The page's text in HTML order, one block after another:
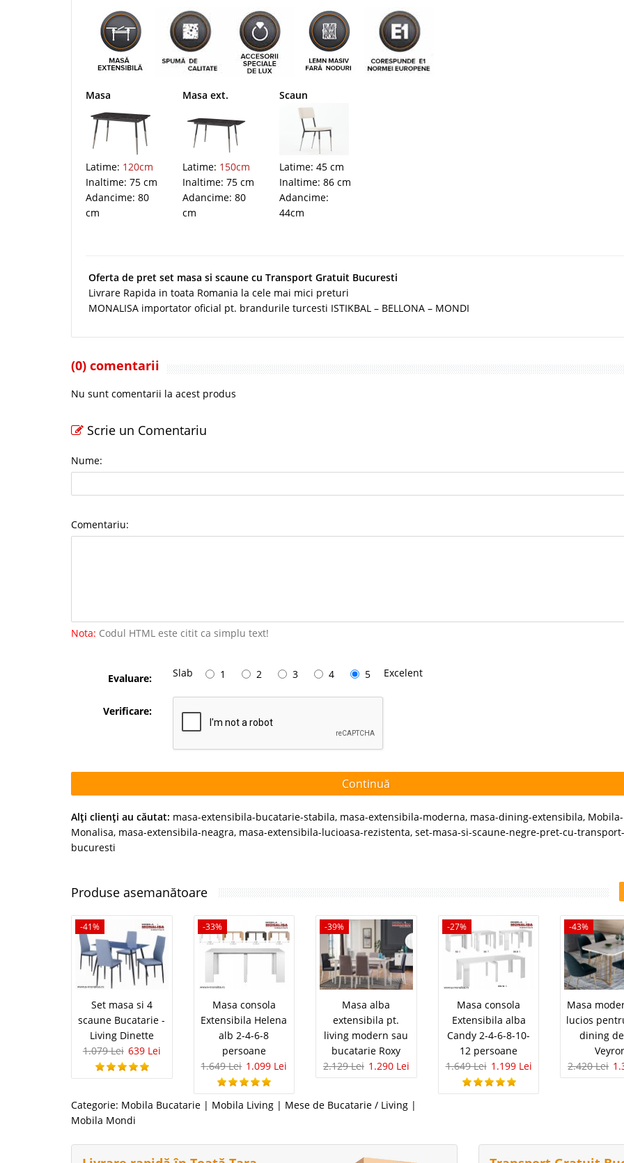
Masa
Latime: 120cm
Inaltime: 75 cm
Adancime: 80
cm
Masa ext.
Latime: 150cm
Inaltime: 75 cm
Adancime: 80
cm
Scaun
Latime: 45 cm
Inaltime: 86 cm
Adancime:
44cm
Oferta de pret set masa si scaune cu Transport Gratuit Bucuresti
Livrare Rapida in toata Romania la cele mai mici preturi
MONALISA importator oficial pt. brandurile turcesti ISTIKBAL – BELLONA – MONDI
(0) comentarii
Nu sunt comentarii la acest produs
Scrie un Comentariu
Nume:
Comentariu:
Nota: Codul HTML este citit ca simplu text!
Evaluare: Slab 1 2 3 4 5 Excelent
Verificare:
Continuă
Alţi clienţi au căutat: masa-extensibila-bucatarie-stabila, masa-extensibila-moderna, masa-dining-extensibila, Mobila-
Monalisa, masa-extensibila-neagra, masa-extensibila-lucioasa-rezistenta, set-masa-si-scaune-negre-pret-cu-
bucuresti
Produse asemanătoare
-41%
Set masa si 4
scaune Bucatarie -
Living Dinette
1.079 Lei 639 Lei
-33%
Masa consola
Extensibila Helena
alb 2-4-6-8
persoane
1.649 Lei 1.099 Lei
-39%
Masa alba
extensibila pt.
living modern sau
bucatarie Roxy
2.129 Lei 1.290 Lei
-27%
Masa consola
Extensibila alba
Candy 2-4-6-8-10-
12 persoane
1.649 Lei 1.199 Lei
-43%
Masa
lucios
dining
2.420 Lei
Categorie: Mobila Bucatarie | Mobila Living | Mese de Bucatarie / Living |
Mobila Mondi